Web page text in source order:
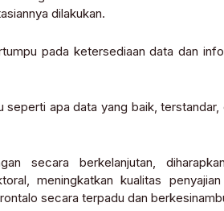
dilakukan.
pada ketersediaan data dan
apa data yang baik, terstandar,
secara berkelanjutan,
meningkatkan kualitas
secara terpadu dan